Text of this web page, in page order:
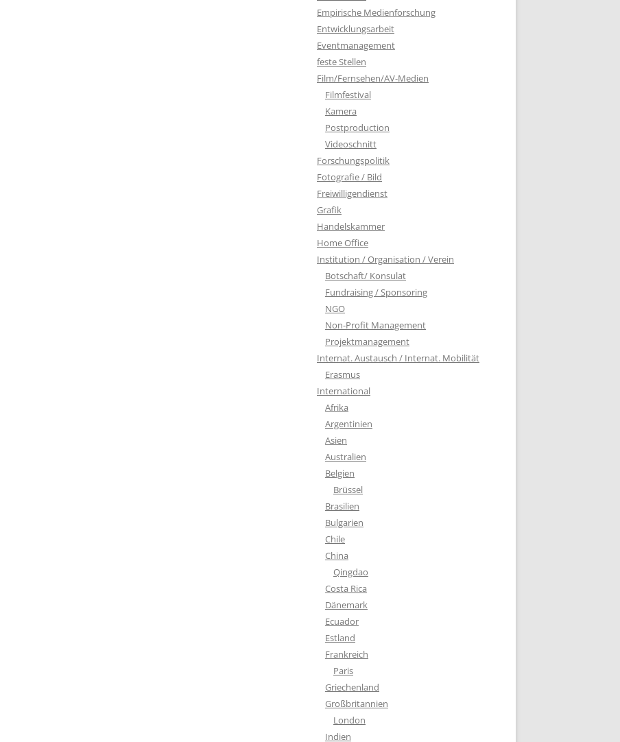
Empirische Medienforschung
Entwicklungsarbeit
Eventmanagement
feste Stellen
Film/Fernsehen/AV-Medien
Filmfestival
Kamera
Postproduction
Videoschnitt
Forschungspolitik
Fotografie / Bild
Freiwilligendienst
Grafik
Handelskammer
Home Office
Institution / Organisation / Verein
Botschaft/ Konsulat
Fundraising / Sponsoring
NGO
Non-Profit Management
Projektmanagement
Internat. Austausch / Internat. Mobilität
Erasmus
International
Afrika
Argentinien
Asien
Australien
Belgien
Brüssel
Brasilien
Bulgarien
Chile
China
Qingdao
Costa Rica
Dänemark
Ecuador
Estland
Frankreich
Paris
Griechenland
Großbritannien
London
Indien